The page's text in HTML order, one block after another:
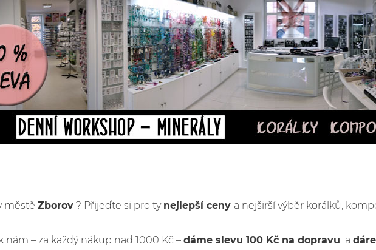
městě Zborov ? Přijeďte si pro ty nejlepší ceny a nejširší výběr korálků,
– za každý nákup nad 1000 Kč – dáme slevu 100 Kč na dopravu a